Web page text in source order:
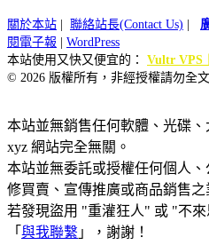
關於本站 聯絡站長(Contact Us)
閱電子報
WordPress
本站使用又快又便宜的： Vultr VPS
© 2026 版權所有，非經授權請勿全
本站並無銷售任何軟體、光碟
xyz 網站完全無關。
本站並無委託或授權任何個人
修買賣、宣傳推廣或商品銷售之
若發現盜用 "重灌狂人" 或 "不
「 與我聯繫 」，謝謝！